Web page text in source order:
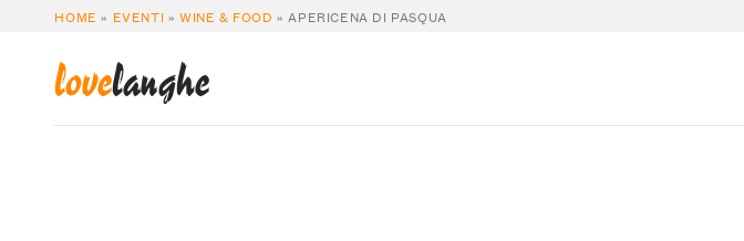
HOME » EVENTI »WINE & FOOD »APERICENA DI PASQUA
lovelanghe